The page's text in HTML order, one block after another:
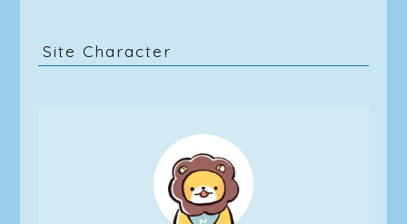
Site Character